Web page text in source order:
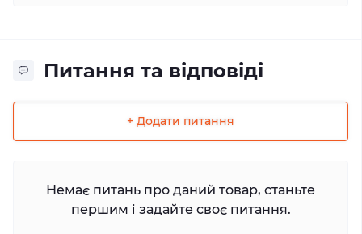
Питання та відповіді
+ Додати питання
Немає питань про даний товар, станьте
першим і задайте своє питання.